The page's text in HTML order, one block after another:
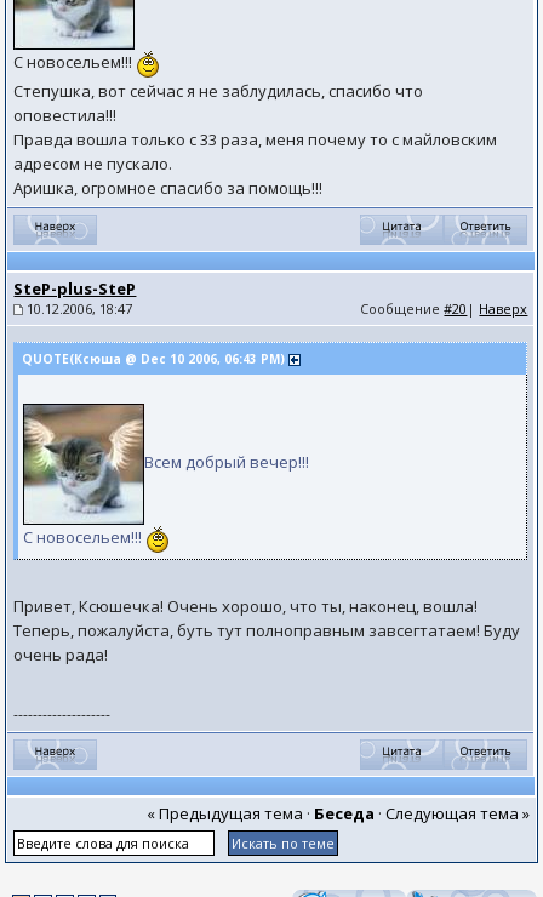
С новосельем!!!
Степушка, вот сейчас я не заблудилась, спасибо что
оповестила!!!
Правда вошла только с 33 раза, меня почему то с майловским
адресом не пускало.
Аришка, огромное спасибо за помощь!!!
SteP-plus-SteP
10.12.2006, 18:47 Сообщение#20 | Наверх
QUOTE(Ксюша @ Dec 10 2006, 06:43 PM)
Всем добрый вечер!!!
С новосельем!!!
Привет, Ксюшечка! Очень хорошо, что ты, наконец, вошла!
Теперь, пожалуйста, буть тут полноправным завсегтатаем! Буду
очень рада!
--------------------
« Предыдущая тема · Беседа · Следующая тема »